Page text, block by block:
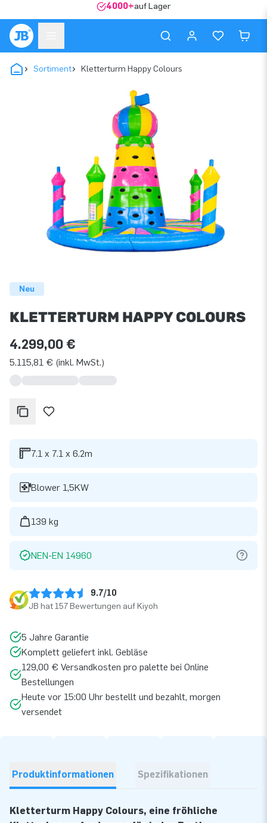
4000+auf Lager
Sortiment Kletterturm Happy Colours
Neu
KLETTERTURM HAPPY COLOURS
4.299,00 €
5.115,81 € (inkl. MwSt.)
7.1 x 7.1 x 6.2m
Blower 1,5KW
139 kg
NEN-EN 14960
9.7/10
JB hat 157 Bewertungen auf Kiyoh
5 Jahre Garantie
Komplett geliefert inkl. Gebläse
129,00 € Versandkosten pro palette bei Online
Bestellungen
Heute vor 15:00 Uhr bestellt und bezahlt, morgen
versendet
Produktinformationen Spezifikationen
Kletterturm Happy Colours, eine fröhliche